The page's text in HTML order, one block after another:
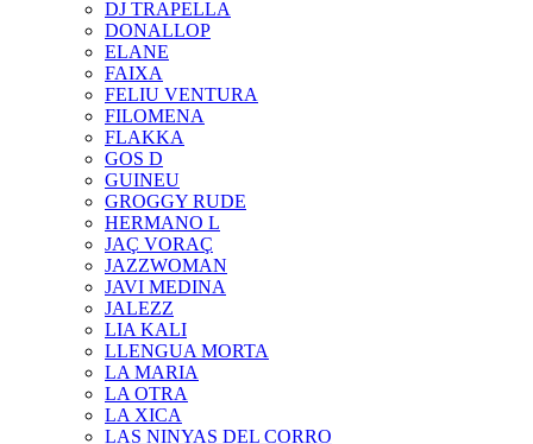
DJ TRAPELLA
DONALLOP
ELANE
FAIXA
FELIU VENTURA
FILOMENA
FLAKKA
GOS D
GUINEU
GROGGY RUDE
HERMANO L
JAÇ VORAÇ
JAZZWOMAN
JAVI MEDINA
JALEZZ
LIA KALI
LLENGUA MORTA
LA MARIA
LA OTRA
LA XICA
LAS NINYAS DEL CORRO